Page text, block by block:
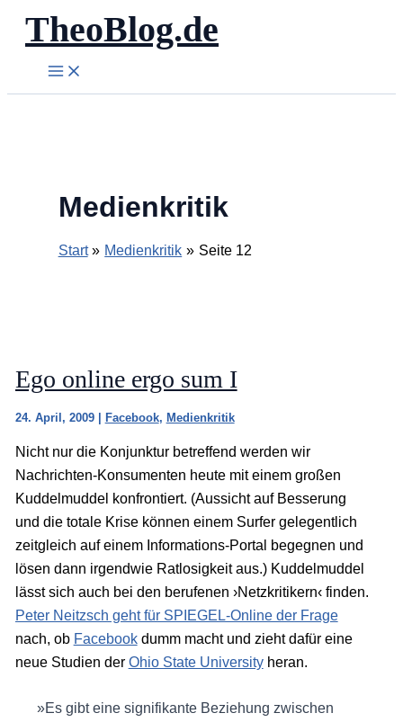
Zum
Inhalt
springen
TheoBlog.de
Medienkritik
Start Medienkritik Seite 12
Ego online ergo sum I
24. April, 2009 | Facebook, Medienkritik
Nicht nur die Konjunktur betreffend werden wir
Nachrichten-Konsumenten heute mit einem großen
Kuddelmuddel konfrontiert. (Aussicht auf Besserung
und die totale Krise können einem Surfer gelegentlich
zeitgleich auf einem Informations-Portal begegnen und
lösen dann irgendwie Ratlosigkeit aus.) Kuddelmuddel
lässt sich auch bei den berufenen ›Netzkritikern‹ finden.
Peter Neitzsch geht für SPIEGEL-Online der Frage
nach, ob Facebookdumm macht und zieht dafür eine
neue Studien der Ohio State Universityheran.
»Es gibt eine signifikante Beziehung zwischen